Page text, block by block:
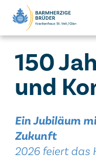
Seitenbereiche:
150
und
Ein Jubiläum
Zukunft
2026 feiert das